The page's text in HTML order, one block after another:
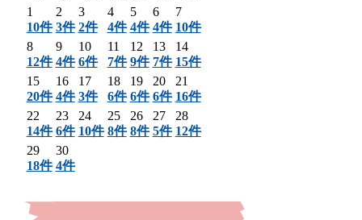
1
10件
2
3件
3
2件
4
4件
5
4件
6
4件
7
10件
8
12件
9
4件
10
6件
11
7件
12
9件
13
7件
14
15件
15
20件
16
4件
17
3件
18
6件
19
6件
20
6件
21
16件
22
14件
23
6件
24
10件
25
8件
26
8件
27
5件
28
12件
29
18件
30
4件